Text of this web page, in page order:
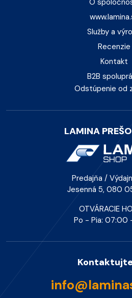
O
Služby a
Recenzie
Kontakt
B2B
Odstúpenie od
LAMINA
Predajňa /
Jesenná 5, 080
OTVÁRACIE
Po - Pia: 07:00